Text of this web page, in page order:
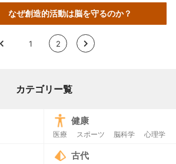
なぜ創造的活動は脳を守るのか？
< 1 2 >
カテゴリー覧
健康
医療 スポーツ 脳科学 心理学
古代